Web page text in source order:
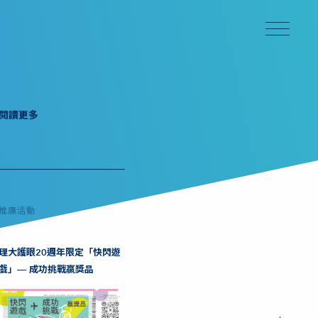
讀更多
廣活動
大護眼20週年限定「快閃遊
」— 成功挑戰贏獎品